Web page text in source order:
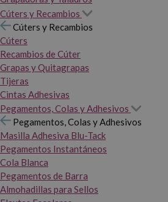
Cúters y Recambios
Cúters y Recambios
Cúters
Recambios de Cúter
Grapas y Quitagrapas
Tijeras
Cintas Adhesivas
Pegamentos, Colas y Adhesivos
Pegamentos, Colas y Adhesivos
Masilla Adhesiva Blu-Tack
Pegamentos Instantáneos
Cola Blanca
Pegamentos de Barra
Almohadillas para Sellos